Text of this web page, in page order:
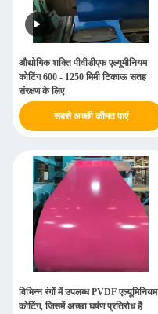
औद्योगिक शक्ति पीवीडीएफ एल्यूमीनियम
कोटिंग 600 - 1250 मिमी टिकाऊ सतह
संरक्षण के लिए
सबसे अच्छी कीमत पाएं
विभिन्न रंगों में उपलब्ध PVDF एल्यूमिनियम
कोटिंग, जिसमें अच्छा घर्षण प्रतिरोध है